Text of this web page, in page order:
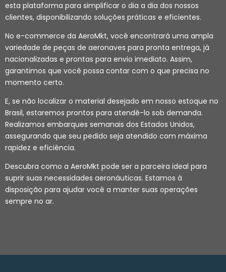
esta plataforma para simplificar o dia a dia dos nossos
clientes, disponibilizando soluções práticas e eficientes.
No e-commerce da AeroMkt, você encontrará uma ampla
variedade de peças de aeronaves para pronta entrega, já
nacionalizadas e prontas para envio imediato. Assim,
garantimos que você possa contar com o que precisa no
momento certo.
E, se não localizar o material desejado em nosso estoque no
Brasil, estaremos prontos para atendê-lo sob demanda.
Realizamos embarques semanais dos Estados Unidos,
assegurando que seu pedido seja atendido com máxima
rapidez e eficiência.
Descubra como a AeroMkt pode ser a parceira ideal para
suprir suas necessidades aeronáuticas. Estamos à
disposição para ajudar você a manter suas operações
sempre no ar.